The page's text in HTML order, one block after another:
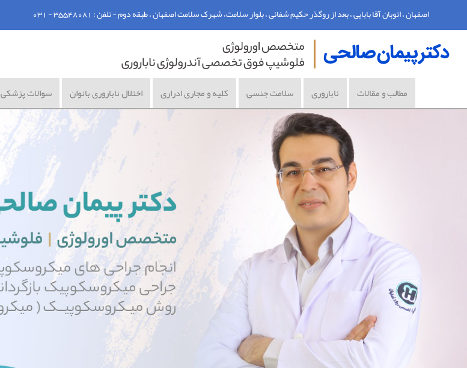
اصفهان ، اتوبان آقا بابایی ، بعد از روگذر حکیم شفائی ، بلوار سلامت، شهرک سلامت اصفهان ، طبقه دوم - تلفن : 35548081 - 031
مطالب و مقالات ناباروری سلامت جنسی کلیه و مجاری ادراری اختلال ناباروری بانوان سوالات پزشکی